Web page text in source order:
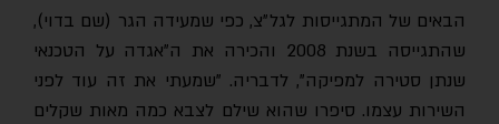
הבאים של המתגייסות לגל״צ, כפי שמעידה הגר (שם בדוי),
שהתגייסה בשנת 2008 והכירה את ה"אגדה על הטכנאי
שנתן סטירה למפיקה", לדבריה. "שמעתי את זה עוד לפני
השירות עצמו. סיפרו שהוא שילם לצבא כמה מאות שקלים